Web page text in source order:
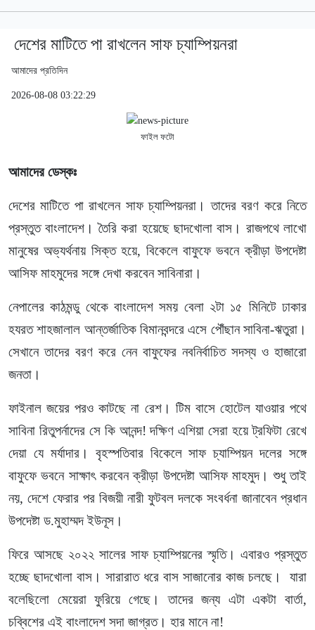
দেশের মাটিতে পা রাখলেন সাফ চ্যাম্পিয়নরা
আমাদের প্রতিদিন
2026-08-08 03:22:29
ফাইল ফটো
আমাদের ডেস্কঃ
দেশের মাটিতে পা রাখলেন সাফ চ্যাম্পিয়নরা। তাদের বরণ করে নিতে
প্রস্তুত বাংলাদেশ। তৈরি করা হয়েছে ছাদখোলা বাস। রাজপথে লাখো
মানুষের অভ্যর্থনায় সিক্ত হয়ে, বিকেলে বাফুফে ভবনে ক্রীড়া উপদেষ্টা
আসিফ মাহমুদের সঙ্গে দেখা করবেন সাবিনারা।
নেপালের কাঠমন্ডু থেকে বাংলাদেশ সময় বেলা ২টা ১৫ মিনিটে ঢাকার
হযরত শাহজালাল আন্তর্জাতিক বিমানবন্দরে এসে পৌঁছান সাবিনা-ঋতুরা।
সেখানে তাদের বরণ করে নেন বাফুফের নবনির্বাচিত সদস্য ও হাজারো
জনতা।
ফাইনাল জয়ের পরও কাটছে না রেশ। টিম বাসে হোটেল যাওয়ার পথে
সাবিনা রিতুপর্নাদের সে কি আনন্দ! দক্ষিণ এশিয়া সেরা হয়ে ট্রফিটা রেখে
দেয়া যে মর্যাদার। বৃহস্পতিবার বিকেলে সাফ চ্যাম্পিয়ন দলের সঙ্গে
বাফুফে ভবনে সাক্ষাৎ করবেন ক্রীড়া উপদেষ্টা আসিফ মাহমুদ। শুধু তাই
নয়, দেশে ফেরার পর বিজয়ী নারী ফুটবল দলকে সংবর্ধনা জানাবেন প্রধান
উপদেষ্টা ড.মুহাম্মদ ইউনূস।
ফিরে আসছে ২০২২ সালের সাফ চ্যাম্পিয়নের স্মৃতি। এবারও প্রস্তুত
হচ্ছে ছাদখোলা বাস। সারারাত ধরে বাস সাজানোর কাজ চলছে। যারা
বলেছিলো মেয়েরা ফুরিয়ে গেছে। তাদের জন্য এটা একটা বার্তা,
চব্বিশের এই বাংলাদেশ সদা জাগ্রত। হার মানে না!